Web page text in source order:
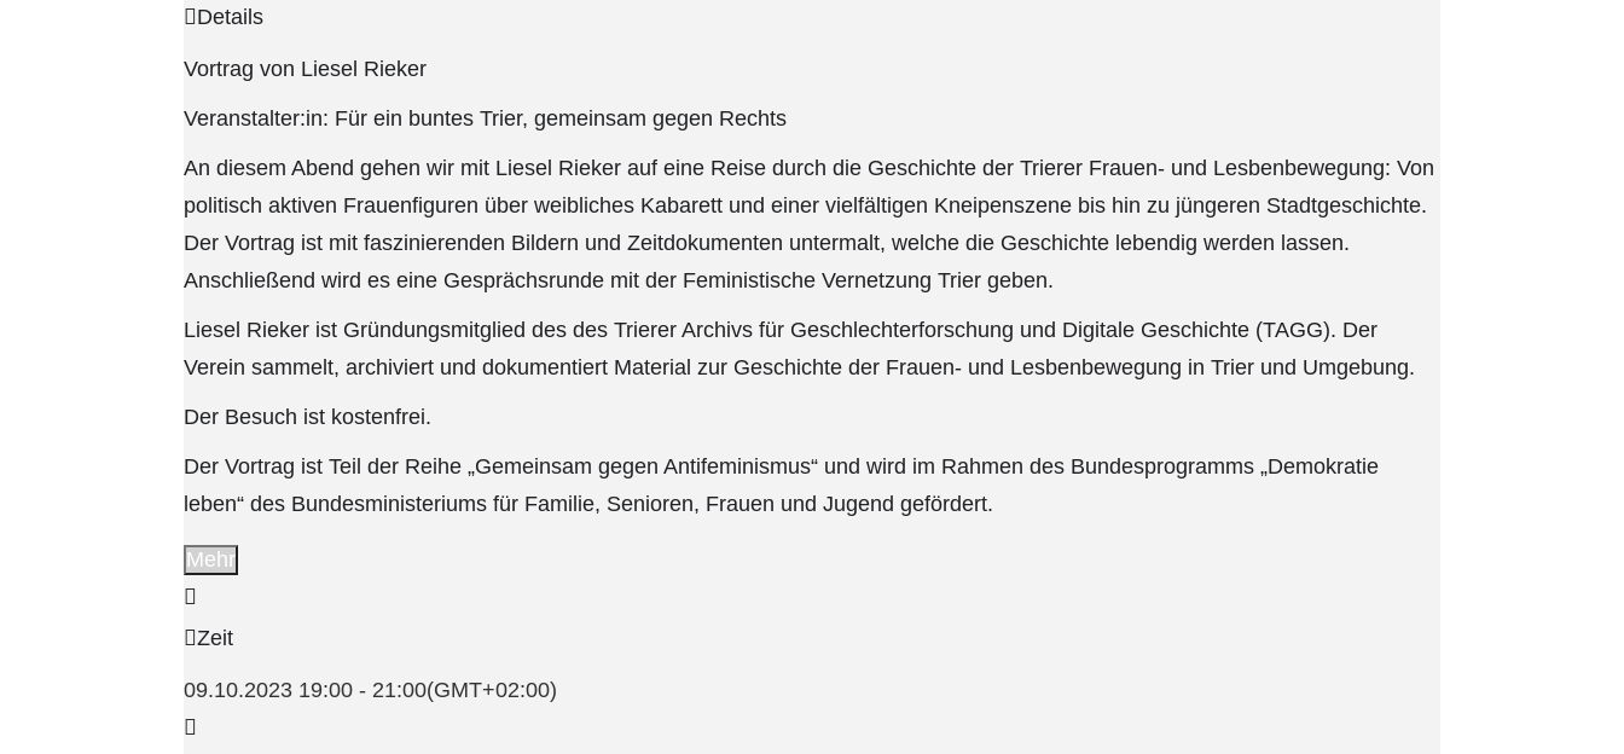
Details
Vortrag von Liesel Rieker
Veranstalter:in: Für ein buntes Trier, gemeinsam gegen Rechts
An diesem Abend gehen wir mit Liesel Rieker auf eine Reise durch die Geschichte der Trierer Frauen- und Lesbenbewegung: Von
politisch aktiven Frauenfiguren über weibliches Kabarett und einer vielfältigen Kneipenszene bis hin zu jüngeren Stadtgeschichte.
Der Vortrag ist mit faszinierenden Bildern und Zeitdokumenten untermalt, welche die Geschichte lebendig werden lassen.
Anschließend wird es eine Gesprächsrunde mit der Feministische Vernetzung Trier geben.
Liesel Rieker ist Gründungsmitglied des des Trierer Archivs für Geschlechterforschung und Digitale Geschichte (TAGG). Der
Verein sammelt, archiviert und dokumentiert Material zur Geschichte der Frauen- und Lesbenbewegung in Trier und Umgebung.
Der Besuch ist kostenfrei.
Der Vortrag ist Teil der Reihe „Gemeinsam gegen Antifeminismus“ und wird im Rahmen des Bundesprogramms „Demokratie
leben“ des Bundesministeriums für Familie, Senioren, Frauen und Jugend gefördert.
Mehr
Zeit
09.10.2023 19:00 - 21:00(GMT+02:00)